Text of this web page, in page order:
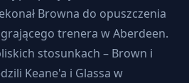
Browna do opuszczenia
trenera w Aberdeen.
stosunkach – Brown i
Keane'a i Glassa w